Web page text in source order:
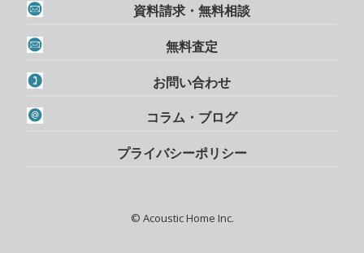
資料請求・無料相談
無料査定
お問い合わせ
コラム・ブログ
プライバシーポリシー
© Acoustic Home Inc.